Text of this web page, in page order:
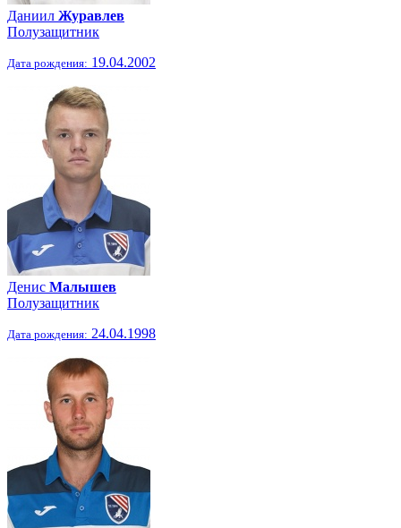
Даниил Журавлев
Полузащитник
Дата рождения: 19.04.2002
Денис Малышев
Полузащитник
Дата рождения: 24.04.1998